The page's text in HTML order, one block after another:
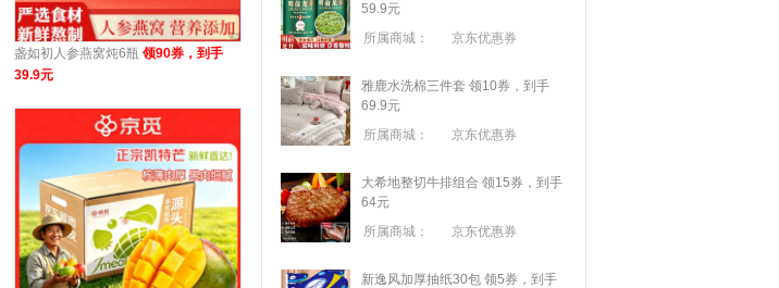
盏如初人参燕窝炖6瓶 领90券，到手
39.9元
59.9元
所属商城：
京东优惠券
雅鹿水洗棉三件套 领10券，到手
69.9元
所属商城：
京东优惠券
大希地整切牛排组合 领15券，到手
64元
所属商城：
京东优惠券
新逸风加厚抽纸30包 领5券，到手